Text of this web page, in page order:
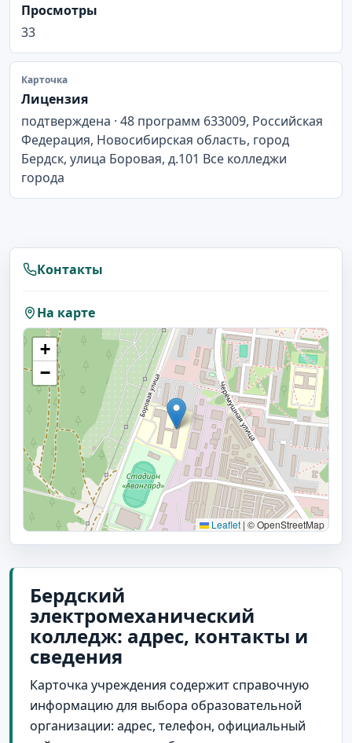
Просмотры
33
Карточка
Лицензия
подтверждена · 48 программ 633009, Российская
Федерация, Новосибирская область, город
Бердск, улица Боровая, д.101 Все колледжи
города
Контакты
На карте
+
−
Leaflet | © OpenStreetMap
Бердский
электромеханический
колледж: адрес, контакты и
сведения
Карточка учреждения содержит справочную
информацию для выбора образовательной
организации: адрес, телефон, официальный